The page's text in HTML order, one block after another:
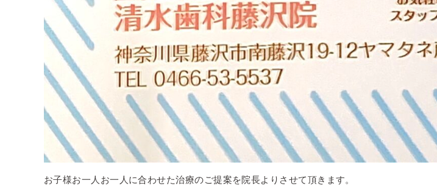
お子様お一人お一人に合わせた治療のご提案を院長よりさせて頂きます。